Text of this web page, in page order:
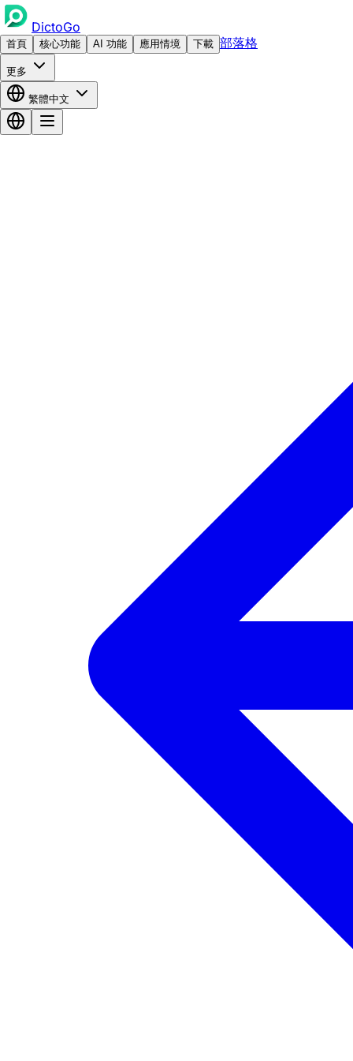
DictoGo
首頁 核心功能 AI 功能 應用情境 下載 部落格
更多
繁體中文